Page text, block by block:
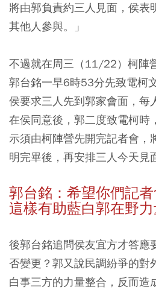
將 由郭負責約三人見面，侯
其他人參與。」
不過就在周三（11/22）柯陣
郭台銘一早6時53分先致電柯
侯要求三人先到郭家會面，每
在侯同意後，郭二度致電柯時
示須由柯陣營先開完記者會，
明完畢後，再安排三人今天見
郭台銘：希望你們記者
這樣有助藍白郭在野
後郭台銘追問侯友宜方才答應
否變更？郭又說民調紛爭的對
白事三方的力量整合，反而造